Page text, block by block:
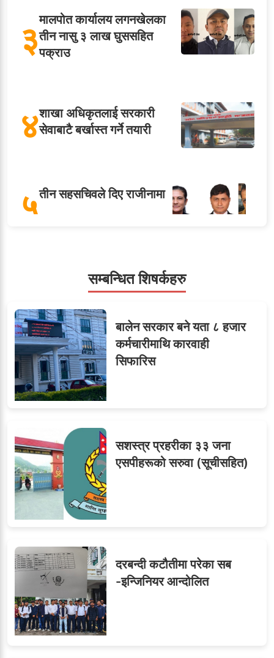
३मालपोत कार्यालय लगनखेलका
तीन नासु ३ लाख घुससहित
पक्राउ
४शाखा अधिकृतलाई सरकारी
सेवाबाटै बर्खास्त गर्ने तयारी
५तीन सहसचिवले दिए राजीनामा
सहसचिवमा प्रथम भएका
विजयकुमार शर्माको लोकसेवा
टिप्स
७ओएनएमका नाममा अत्याचार :
सब–इन्जिनियरहरुको गम्भीर
ध्यानाकर्षण
८जुनियरलाई दोहोरो जिम्मेवारी,
मन्त्रालयभित्र असन्तुष्टि
९र दुई लेखापढी व्यवसायी ३ लाख
घुससहित पक्राउ
सम्बन्धित शिषर्कहरु
बालेन सरकार बने यता ८ हजार
कर्मचारीमाथि कारवाही
सिफारिस
सशस्त्र प्रहरीका ३३ जना
एसपीहरूको सरुवा (सूचीसहित)
दरबन्दी कटौतीमा परेका सब
-इन्जिनियर आन्दोलित